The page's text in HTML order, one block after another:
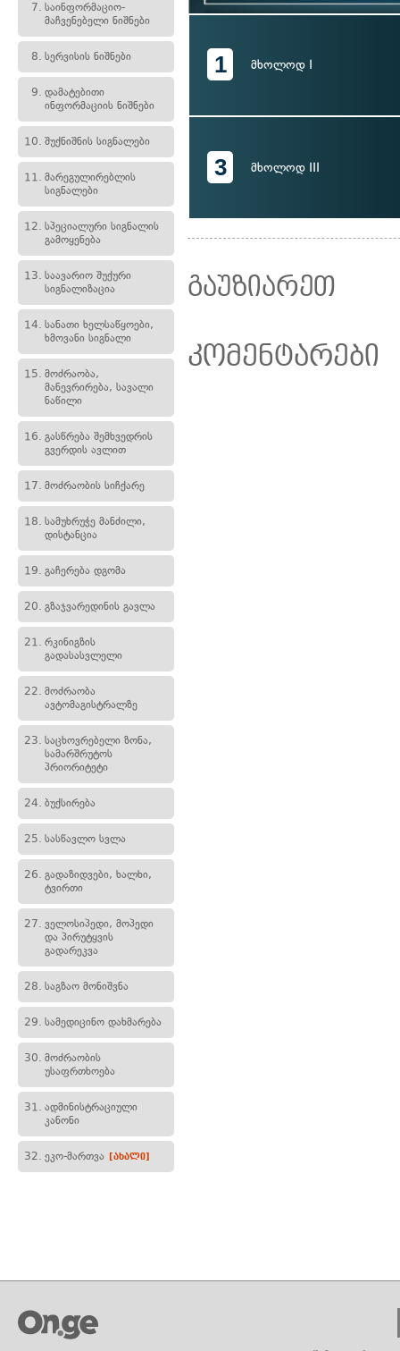
7. საინფორმაციო-
მაჩვენებელი ნიშნები
8. სერვისის ნიშნები
9. დამატებითი
ინფორმაციის ნიშნები
10. შუქნიშნის სიგნალები
11. მარეგულირებლის
სიგნალები
12. სპეციალური სიგნალის
გამოყენება
13. საავარიო შუქური
სიგნალიზაცია
14. სანათი ხელსაწყოები,
ხმოვანი სიგნალი
15. მოძრაობა,
მანევრირება, სავალი
ნაწილი
16. გასწრება შემხვედრის
გვერდის ავლით
17. მოძრაობის სიჩქარე
18. სამუხრუჭე მანძილი,
დისტანცია
19. გაჩერება დგომა
20. გზაჯვარედინის გავლა
21. რკინიგზის
გადასასვლელი
22. მოძრაობა
ავტომაგისტრალზე
23. საცხოვრებელი ზონა,
სამარშრუტოს
პრიორიტეტი
24. ბუქსირება
25. სასწავლო სვლა
26. გადაზიდვები, ხალხი,
ტვირთი
27. ველოსიპედი, მოპედი
და პირუტყვის
გადარეკვა
28. საგზაო მონიშვნა
29. სამედიცინო დახმარება
30. მოძრაობის
უსაფრთხოება
31. ადმინისტრაციული
კანონი
32. ეკო-მართვა [ახალი]
1 მხოლოდ I
3 მხოლოდ III
გაუზიარეთ
კომენტარები